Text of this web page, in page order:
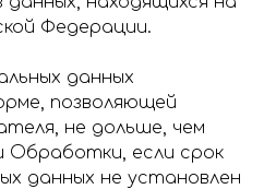
Федерации.
данных
позволяющей
не дольше, чем
если срок
данных не установлен